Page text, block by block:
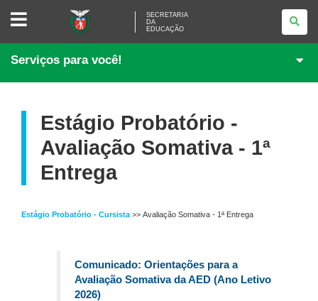
SECRETARIA
EDUCAÇÃO
SECRETARIA
DA
EDUCAÇÃO
Serviços para você!
Estágio Probatório -
Avaliação Somativa - 1ª
Entrega
Estágio Probatório - Cursista >> Avaliação Somativa - 1ª Entrega
Comunicado: Orientações para a
Avaliação Somativa da AED (Ano Letivo
2026)